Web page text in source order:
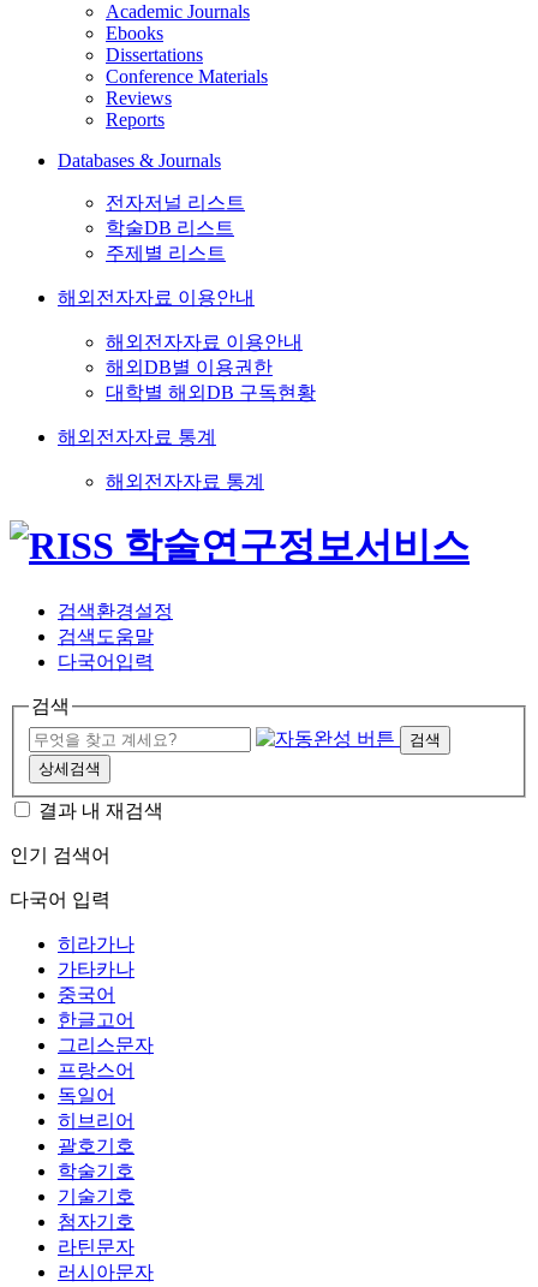
Academic Journals
Ebooks
Dissertations
Conference Materials
Reviews
Reports
Databases & Journals
전자저널 리스트
학술DB 리스트
주제별 리스트
해외전자자료 이용안내
해외전자자료 이용안내
해외DB별 이용권한
대학별 해외DB 구독현황
해외전자자료 통계
해외전자자료 통계
검색환경설정
검색도움말
다국어입력
검색
검색
상세검색
결과 내 재검색
인기 검색어
다국어 입력
히라가나
가타카나
중국어
한글고어
그리스문자
프랑스어
독일어
히브리어
괄호기호
학술기호
기술기호
첨자기호
라틴문자
러시아문자